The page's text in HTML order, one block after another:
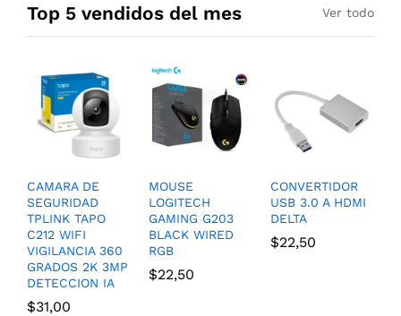
Top 5 vendidos del mes Ver todo
CAMARA DE
SEGURIDAD
TPLINK TAPO
C212 WIFI
VIGILANCIA 360
GRADOS 2K 3MP
DETECCION IA
$31,00
MOUSE
LOGITECH
GAMING G203
BLACK WIRED
RGB
$22,50
CONVERTIDOR
USB 3.0 A HDMI
DELTA
$22,50